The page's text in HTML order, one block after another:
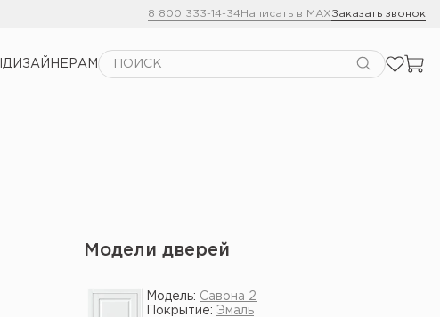
8 800 333-14-34Написать в MAXЗаказать звонок
ДИЗАЙНЕРАМ
Модели дверей
Модель: Савона 2
Покрытие: Эмаль